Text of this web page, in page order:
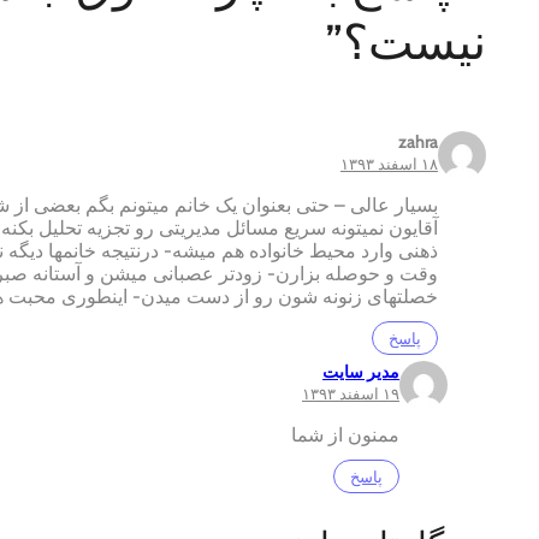
نیست؟”
zahra
۱۸ اسفند ۱۳۹۳
بسیار عالی – حتی بعنوان یک خانم میتونم بگم بعضی
آقایون نمیتونه سریع مسائل مدیریتی رو تجزیه تحلیل
ذهنی وارد محیط خانواده هم میشه- درنتیجه خانمها
وقت و حوصله بزارن- زودتر عصبانی میشن و آستانه
خصلتهای زنونه شون رو از دست میدن- اینطوری محبت
پاسخ
مدیر سایت
۱۹ اسفند ۱۳۹۳
ممنون از شما
پاسخ